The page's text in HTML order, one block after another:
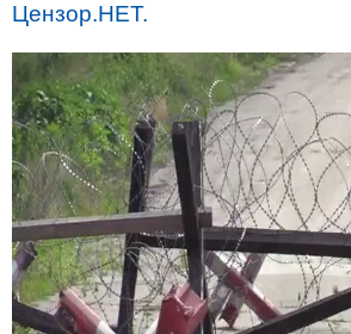
Цензор.НЕТ.